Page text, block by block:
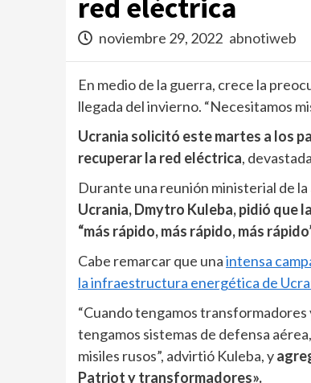
red eléctrica
noviembre 29, 2022 abnotiweb
En medio de la guerra, crece la
llegada del invierno. “Necesitamos
Ucrania solicitó este martes a los
recuperar la red eléctrica,
Durante una reunión ministerial de la
Ucrania, Dmytro Kuleba, pidió que
“más rápido, más rápido, más
Cabe remarcar que unaintensa
la infraestructura energética de
“Cuando tengamos
tengamos sistemas de defensa
misiles rusos”, advirtió Kuleba, y
Patriot y transformadores».